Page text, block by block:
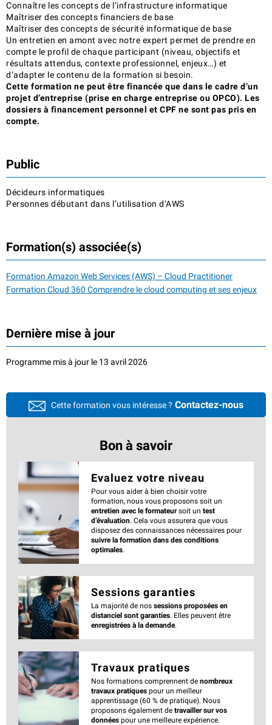
Connaître les concepts de l’infrastructure informatique
Maîtriser des concepts financiers de base
Maîtriser des concepts de sécurité informatique de base
Un entretien en amont avec notre expert permet de prendre en
compte le profil de chaque participant (niveau, objectifs et
résultats attendus, contexte professionnel, enjeux…) et
d’adapter le contenu de la formation si besoin.
Cette formation ne peut être financée que dans le cadre d’un
projet d’entreprise (prise en charge entreprise ou OPCO). Les
dossiers à financement personnel et CPF ne sont pas pris en
compte.
Public
Décideurs informatiques
Personnes débutant dans l’utilisation d’AWS
Formation(s) associée(s)
Formation Amazon Web Services (AWS) – Cloud Practitioner
Formation Cloud 360 Comprendre le cloud computing et ses enjeux
Dernière mise à jour
Programme mis à jour le 13 avril 2026
Cette formation vous intéresse ? Contactez-nous
Bon à savoir
Evaluez votre niveau
Pour vous aider à bien choisir votre
formation, nous vous proposons soit un
entretien avec le formateursoit un test
d’évaluation. Cela vous assurera que vous
disposez des connaissances nécessaires pour
suivre la formation dans des conditions
optimales.
Sessions garanties
La majorité de nos sessions proposées en
distanciel sont garanties. Elles peuvent être
enregistrées à la demande.
Travaux pratiques
Nos formations comprennent de nombreux
travaux pratiques pour un meilleur
apprentissage (60 % de pratique). Nous
proposons également de travailler sur vos
données pour une meilleure expérience.